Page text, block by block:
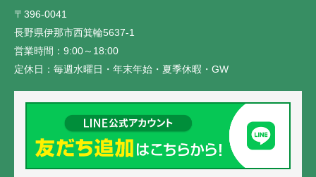
〒396-0041
長野県伊那市西箕輪5637-1
営業時間： 9:00～18:00
定休日： 毎週水曜日・年末年始・夏季休暇・GW